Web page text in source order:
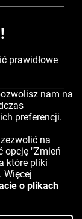
prawidłowe
nam na
preferencji.
na
opcję "Zmień
które pliki
Więcej
o plikach